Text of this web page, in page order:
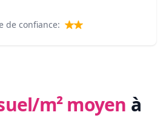
de confiance:
m² moyen à